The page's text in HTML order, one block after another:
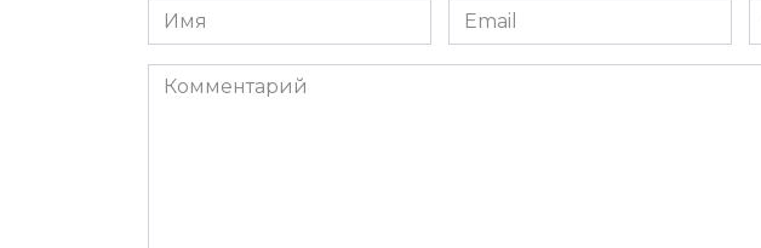
Имя
*
Email
*
Комментарий